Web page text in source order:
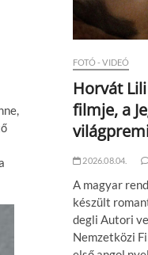
FOTÓ - VIDEÓ
Horvát
filmje, a
2026.08.04.
A magyar
készült
degli Autori
Nemzetközi